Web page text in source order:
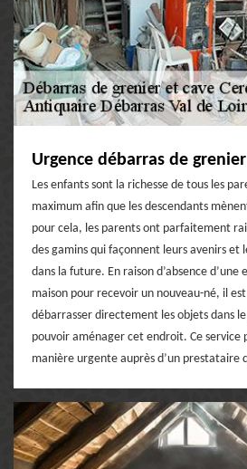
Urgence débarras de
Les enfants sont la richesse de tous les
maximum afin que les descendants
pour cela, les parents ont parfaitement
des gamins qui façonnent leurs avenirs et
dans la future. En raison d’absence d’une
maison pour recevoir un nouveau-né, il
débarrasser directement les objets dans
pouvoir aménager cet endroit. Ce service
manière urgente auprès d’un prestataire